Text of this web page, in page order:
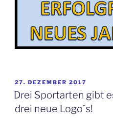
VERÖFFENTLICHT
AM
27. DEZEMBER 2017
Drei Sportarten gibt
drei neue Logo´s!